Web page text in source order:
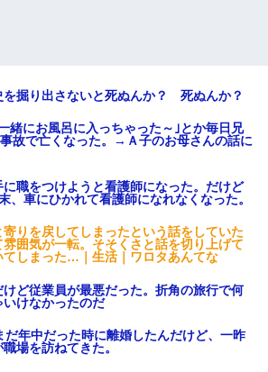
を掘り出さないと死ぬんか？ 死ぬんか？
緒にお風呂に入っちゃった～｣とか毎日兄
故で亡くなった。→Ａ子のお母さんの話に
職をつけようと看護師になった。だけど
、車にひかれて看護師になれなくなった。
りを戻してしまったという話をしていた
囲気が一転。そそくさと話を切り上げて
てしまった…｜生活｜ワロタあんてな
ど従業員が最悪だった。折角の旅行で何
けなかったのだ
だ年中だった時に離婚したんだけど、一昨
場を訪ねてきた。